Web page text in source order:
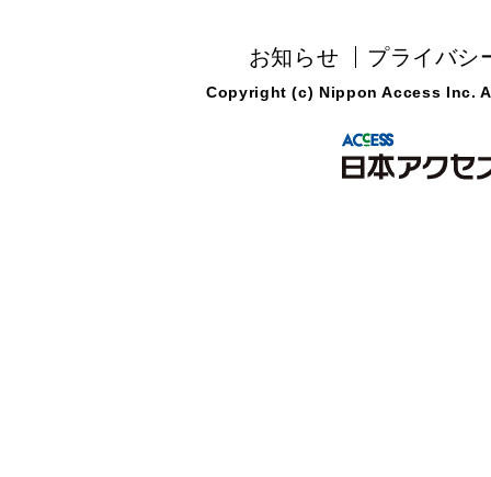
お知らせ プライバシ
Copyright (c) Nippon Access Inc.